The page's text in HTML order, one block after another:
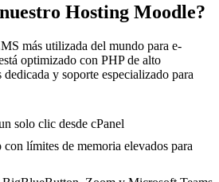
Hosting Moodle?
más utilizada del mundo para e-
optimizado con PHP de alto
y soporte especializado para
solo clic desde cPanel
límites de memoria elevados para